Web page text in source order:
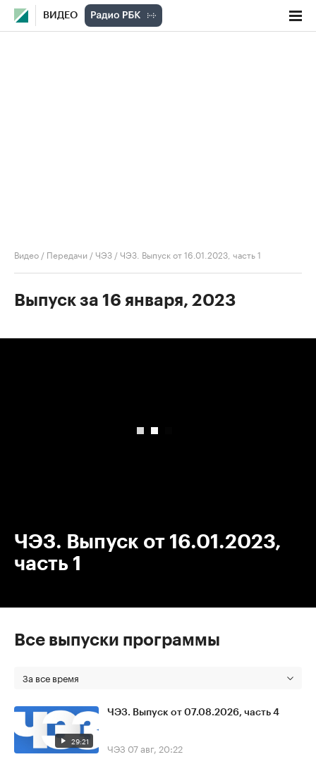
ВИДЕО
Видео / Передачи /ЧЭЗ /ЧЭЗ. Выпуск от 16.01.2023, часть 1
Выпуск за 16 января, 2023
ЧЭЗ. Выпуск от 16.01.2023,
часть 1
Все выпуски программы
За все время
29:21
ЧЭЗ. Выпуск от 07.08.2026, часть 4
ЧЭЗ 07 авг, 20:22